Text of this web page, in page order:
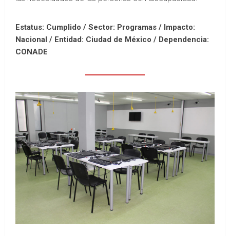
Estatus: Cumplido / Sector: Programas / Impacto:
Nacional / Entidad: Ciudad de México / Dependencia:
CONADE